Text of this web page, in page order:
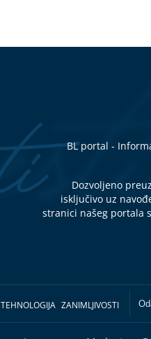
BL portal -
Dozvoljeno
isključivo uz
stranici našeg portala
TEHNOLOGIJA ZANIMLJIVOSTI